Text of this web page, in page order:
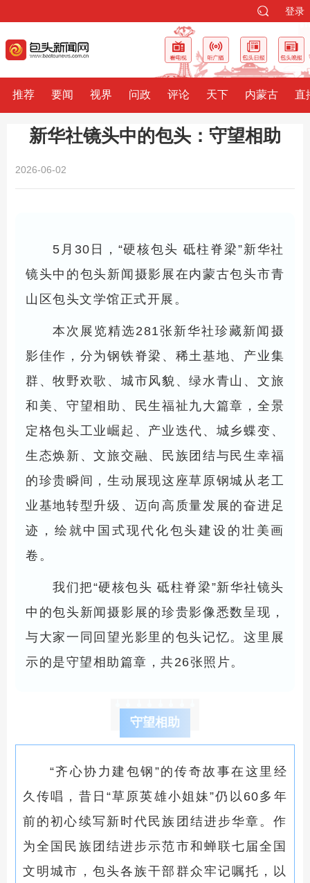
登录
推荐 要闻 视界 问政 评论 天下 内蒙古 直
新华社镜头中的包头：守望相助
2026-06-02
5月30日，“硬核包头 砥柱脊梁”新华社
镜头中的包头新闻摄影展在内蒙古包头市青
山区包头文学馆正式开展。
本次展览精选281张新华社珍藏新闻摄
影佳作，分为钢铁脊梁、稀土基地、产业集
群、牧野欢歌、城市风貌、绿水青山、文旅
和美、守望相助、民生福祉九大篇章，全景
定格包头工业崛起、产业迭代、城乡蝶变、
生态焕新、文旅交融、民族团结与民生幸福
的珍贵瞬间，生动展现这座草原钢城从老工
业基地转型升级、迈向高质量发展的奋进足
迹，绘就中国式现代化包头建设的壮美画
卷。
我们把“硬核包头 砥柱脊梁”新华社镜头
中的包头新闻摄影展的珍贵影像悉数呈现，
与大家一同回望光影里的包头记忆。这里展
示的是守望相助篇章，共26张照片。
守望相助
“齐心协力建包钢”的传奇故事在这里经
久传唱，昔日“草原英雄小姐妹”仍以60多年
前的初心续写新时代民族团结进步华章。作
为全国民族团结进步示范市和蝉联七届全国
文明城市，包头各族干部群众牢记嘱托，以